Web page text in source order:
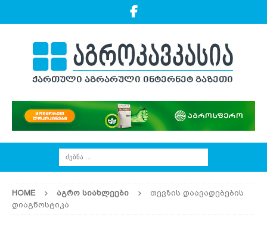
HOME ᲐᲒᲠᲝ ᲡᲘᲐᲮᲚᲔᲔᲑᲘ
თევზის დაავადებების
დიაგნოსტიკა